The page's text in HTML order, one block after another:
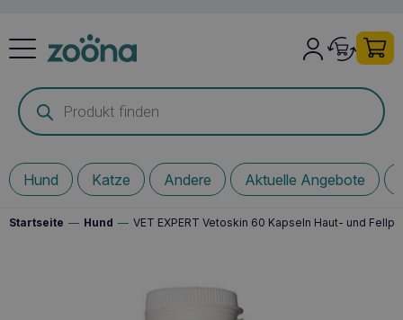
Products
search
Hund Katze Andere Aktuelle Angebote
Startseite — Hund — VET EXPERT Vetoskin 60 Kapseln Haut- und